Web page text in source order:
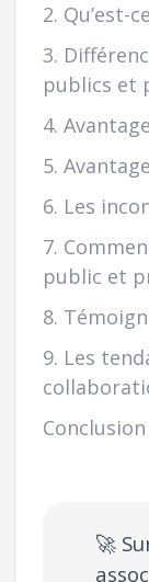
2. Qu’est-
3.
publics et
4.
5.
6. Les
7.
public et
8.
9. Les
Conclusion
🚀